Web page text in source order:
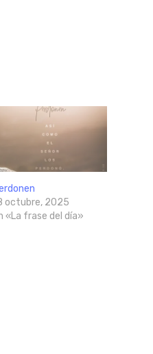
octubre, 2025
«La frase del día»